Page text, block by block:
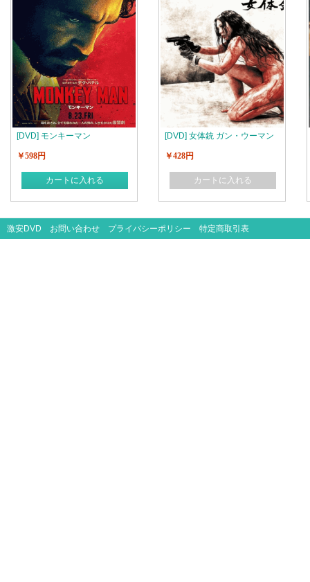
[DVD] モンキーマン
￥598円
カートに入れる
[DVD] 女体銃 ガン・ウーマン
￥428円
カートに入れる
激安DVD お問い合わせ プライバシーポリシー 特定商取引表